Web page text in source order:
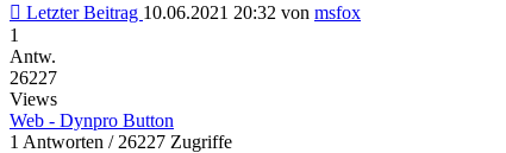
Letzter Beitrag 10.06.2021 20:32 von msfox
1
Antw.
26227
Views
Web - Dynpro Button
1 Antworten / 26227 Zugriffe